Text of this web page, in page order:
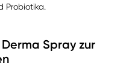
Probiotika.
Spray zur